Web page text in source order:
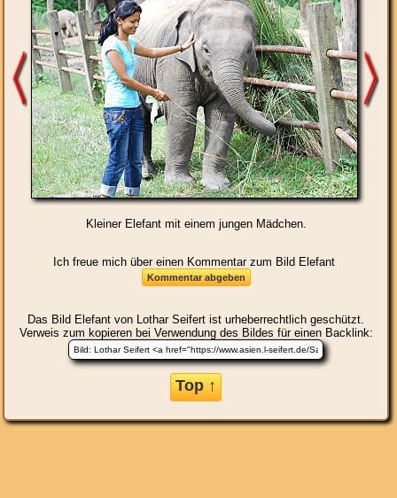
Kleiner Elefant mit einem jungen Mädchen.
Ich freue mich über einen Kommentar zum Bild Elefant
Das Bild Elefant von Lothar Seifert ist urheberrechtlich geschützt.
Verweis zum kopieren bei Verwendung des Bildes für einen Backlink:
Top ↑